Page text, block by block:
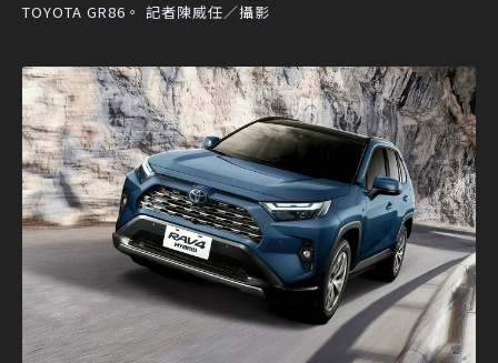
TOYOTA GR86。 記者陳威任／攝影